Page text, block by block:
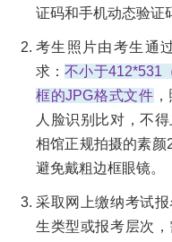
证码和手机动态验证
考生照片由考生通
求：不小于412*531
框的JPG格式文件
人脸识别比对，不
相馆正规拍摄的素颜
避免戴粗边框眼镜。
采取网上缴纳考试
生类型或报考层次